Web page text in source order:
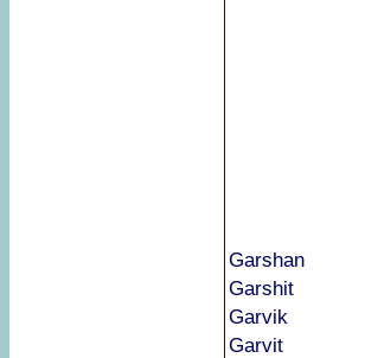
Garshan
Garshit
Garvik
Garvit